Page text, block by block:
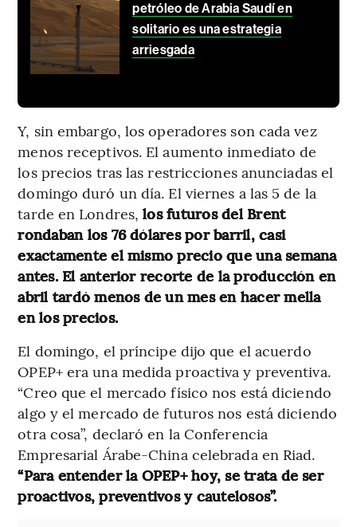
petróleo de Arabia Saudí en
solitario es una estrategia
arriesgada
Y, sin embargo, los operadores son cada vez
menos receptivos. El aumento inmediato de
los precios tras las restricciones anunciadas el
domingo duró un día. El viernes a las 5 de la
tarde en Londres,los futuros del Brent
rondaban los 76 dólares por barril, casi
exactamente el mismo precio que una semana
antes. El anterior recorte de la producción en
abril tardó menos de un mes en hacer mella
en los precios.
El domingo, el príncipe dijo que el acuerdo
OPEP+ era una medida proactiva y preventiva.
“Creo que el mercado físico nos está diciendo
algo y el mercado de futuros nos está diciendo
otra cosa”, declaró en la Conferencia
Empresarial Árabe-China celebrada en Riad.
“Para entender la OPEP+ hoy, se trata de ser
proactivos, preventivos y cautelosos”.